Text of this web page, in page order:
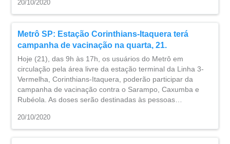
20/10/2020
Metrô SP: Estação Corinthians-Itaquera terá
campanha de vacinação na quarta, 21.
Hoje (21), das 9h às 17h, os usuários do Metrô em
circulação pela área livre da estação terminal da Linha 3-
Vermelha, Corinthians-Itaquera, poderão participar da
campanha de vacinação contra o Sarampo, Caxumba e
Rubéola. As doses serão destinadas às pessoas…
20/10/2020